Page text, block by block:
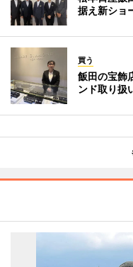
据え新ショ
買う
飯田の宝飾
ンド取り